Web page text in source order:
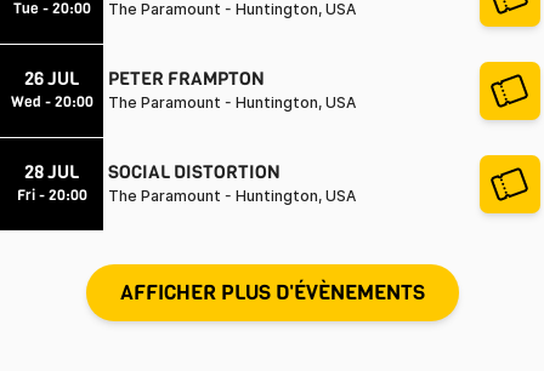
Tue - 20:00 The Paramount - Huntington, USA
26 JUL
Wed - 20:00
PETER FRAMPTON
The Paramount - Huntington, USA
28 JUL
Fri - 20:00
SOCIAL DISTORTION
The Paramount - Huntington, USA
AFFICHER PLUS D'ÉVÈNEMENTS